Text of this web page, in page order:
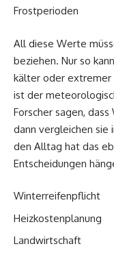
Frostperioden
All diese Werte
beziehen. Nur so
kälter oder extremer
ist der
Forscher sagen,
dann vergleichen sie
den Alltag hat das
Entscheidungen
Winterreifenpflicht
Heizkostenplanung
Landwirtschaft